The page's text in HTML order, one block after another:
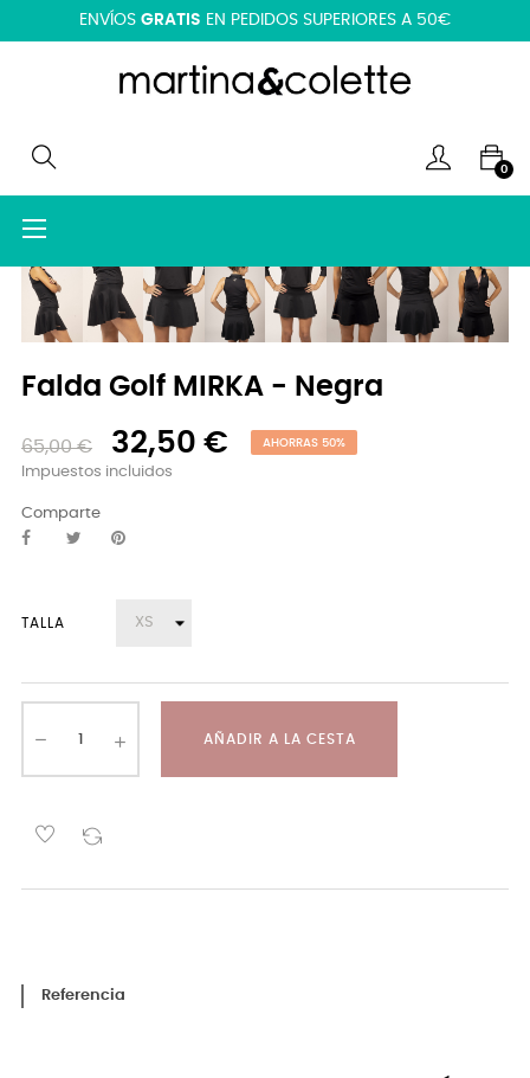
ENVÍOS GRATIS EN PEDIDOS SUPERIORES A 50€
0
Navegación
palanca
☰
Falda Golf MIRKA - Negra
65,00 € 32,50 € AHORRAS 50%
Impuestos incluidos
Comparte
TALLA
AÑADIR A LA CESTA
Referencia